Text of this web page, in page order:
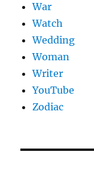
War
Watch
Wedding
Woman
Writer
YouTube
Zodiac